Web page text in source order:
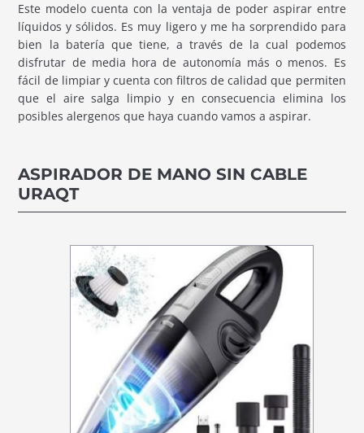
Este modelo cuenta con la ventaja de poder aspirar entre
líquidos y sólidos. Es muy ligero y me ha sorprendido para
bien la batería que tiene, a través de la cual podemos
disfrutar de media hora de autonomía más o menos. Es
fácil de limpiar y cuenta con filtros de calidad que permiten
que el aire salga limpio y en consecuencia elimina los
posibles alergenos que haya cuando vamos a aspirar.
ASPIRADOR DE MANO SIN CABLE
URAQT